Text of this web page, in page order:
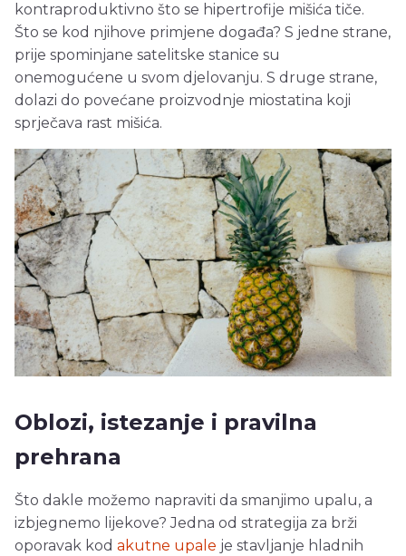
kontraproduktivno što se hipertrofije mišića tiče.
Što se kod njihove primjene događa? S jedne strane,
prije spominjane satelitske stanice su
onemogućene u svom djelovanju. S druge strane,
dolazi do povećane proizvodnje miostatina koji
sprječava rast mišića.
Oblozi, istezanje i pravilna
prehrana
Što dakle možemo napraviti da smanjimo upalu, a
izbjegnemo lijekove? Jedna od strategija za brži
oporavak kod akutne upale je stavljanje hladnih